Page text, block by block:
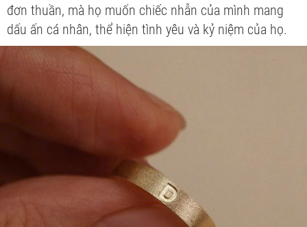
đơn thuần, mà họ muốn chiếc nhẫn của mình mang
dấu ấn cá nhân, thể hiện tình yêu và kỷ niệm của họ.